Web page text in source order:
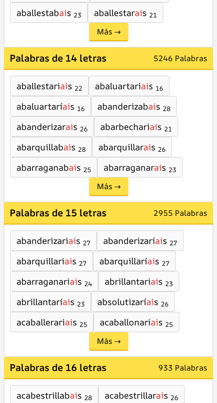
aballestabais 23 aballestarais 21
Más →
Palabras de 14 letras 5246 Palabras
aballestariais 22 abaluartariais 16
abaluartaríais 16 abanderizabais 28
abanderizarais 26 abarbechariais 21
abarquillabais 28 abarquillarais 26
abarraganabais 25 abarraganarais 23
Más →
Palabras de 15 letras 2955 Palabras
abanderizariais 27 abanderizaríais 27
abarquillariais 27 abarquillaríais 27
abarraganariais 24 abrillantariais 23
abrillantaríais 23 absolutizaríais 26
acaballerariais 25 acaballonariais 25
Más →
Palabras de 16 letras 933 Palabras
acabestrillabais 28 acabestrillarais 26